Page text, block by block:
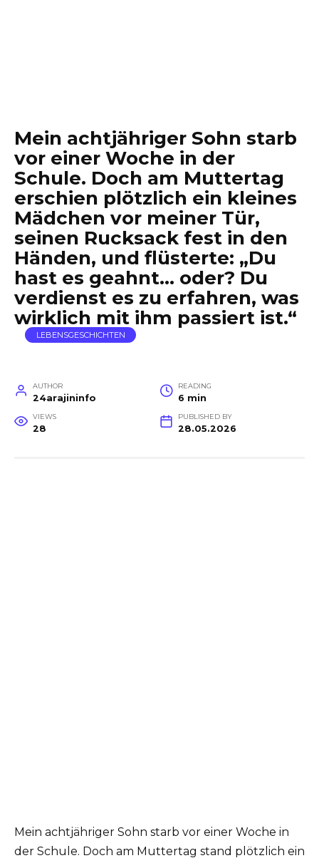
Mein achtjähriger Sohn starb
vor einer Woche in der
Schule. Doch am Muttertag
erschien plötzlich ein kleines
Mädchen vor meiner Tür,
seinen Rucksack fest in den
Händen, und flüsterte: „Du
hast es geahnt… oder? Du
verdienst es zu erfahren, was
wirklich mit ihm passiert ist.“
LEBENSGESCHICHTEN
AUTHOR
24arajininfo
READING
6 min
VIEWS
28
PUBLISHED BY
28.05.2026
Mein achtjähriger Sohn starb vor einer Woche in
der Schule. Doch am Muttertag stand plötzlich ein